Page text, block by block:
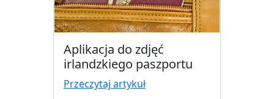
Aplikacja do zdjęć
irlandzkiego paszportu
Przeczytaj artykuł